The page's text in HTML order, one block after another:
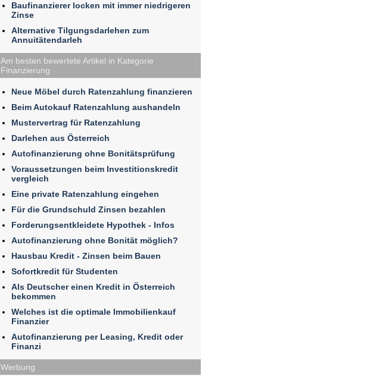
Baufinanzierer locken mit immer niedrigeren
Zinse
Alternative Tilgungsdarlehen zum
Annuitätendarleh
Am besten bewertete Artikel in Kategorie
Finanzierung
Neue Möbel durch Ratenzahlung finanzieren
Beim Autokauf Ratenzahlung aushandeln
Mustervertrag für Ratenzahlung
Darlehen aus Österreich
Autofinanzierung ohne Bonitätsprüfung
Voraussetzungen beim Investitionskredit
vergleich
Eine private Ratenzahlung eingehen
Für die Grundschuld Zinsen bezahlen
Forderungsentkleidete Hypothek - Infos
Autofinanzierung ohne Bonität möglich?
Hausbau Kredit - Zinsen beim Bauen
Sofortkredit für Studenten
Als Deutscher einen Kredit in Österreich
bekommen
Welches ist die optimale Immobilienkauf
Finanzier
Autofinanzierung per Leasing, Kredit oder
Finanzi
Werbung